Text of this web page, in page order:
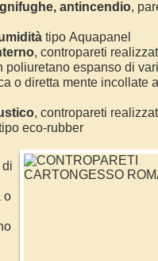
antincendio,
tipo Aquapanel
, contropareti
poliuretano espanso di
o diretta mente incollate
, contropareti
eco-rubber
di
o